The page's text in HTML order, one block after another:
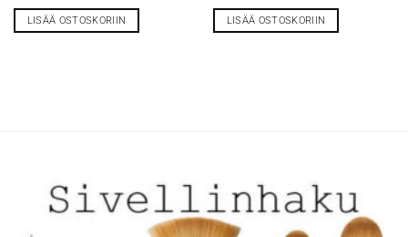
LISÄÄ OSTOSKORIIN LISÄÄ OSTOSKORIIN